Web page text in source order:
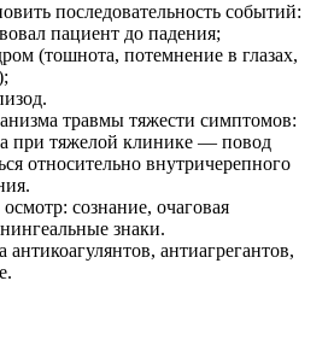
последовательность событий:
пациент до падения;
(тошнота, потемнение в глазах,
травмы тяжести симптомов:
при тяжелой клинике — повод
относительно внутричерепного
сознание, очаговая
знаки.
антиагрегантов,